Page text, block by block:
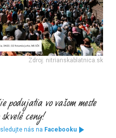
Zdroj: nitrianskablatnica.sk
sledujte nás na Facebooku